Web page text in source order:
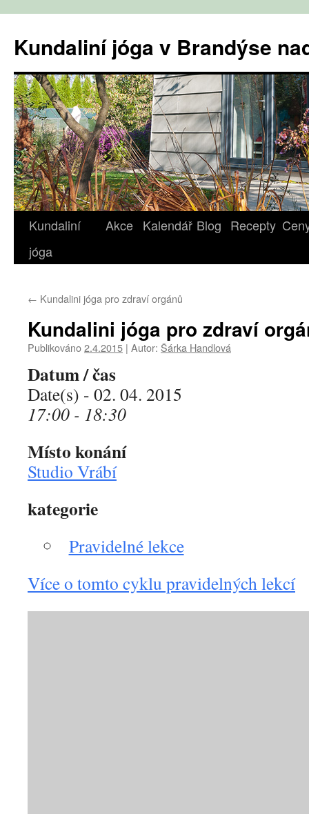
obsahu
webu
Kundaliní jóga v Brandýse
Kundaliní
jóga
Akce Kalendář Blog Recepty
← Kundalini jóga pro zdraví orgánů
Kundalini jóga pro zdraví
Publikováno2.4.2015 | Autor: Šárka Handlová
Datum / čas
Date(s) - 02. 04. 2015
17:00 - 18:30
Místo konání
Studio Vrábí
kategorie
Pravidelné lekce
Více o tomto cyklu pravidelných lekcí